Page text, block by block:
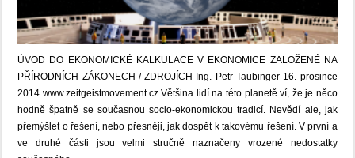
ÚVOD DO EKONOMICKÉ KALKULACE V EKONOMICE ZALOŽENÉ NA
PŘÍRODNÍCH ZÁKONECH / ZDROJÍCH Ing. Petr Taubinger 16. prosince
2014 www.zeitgeistmovement.cz Většina lidí na této planetě ví, že je něco
hodně špatně se současnou socio-ekonomickou tradicí. Nevědí ale, jak
přemýšlet o řešení, nebo přesněji, jak dospět k takovému řešení. V první a
ve druhé části jsou velmi stručně naznačeny vrozené nedostatky